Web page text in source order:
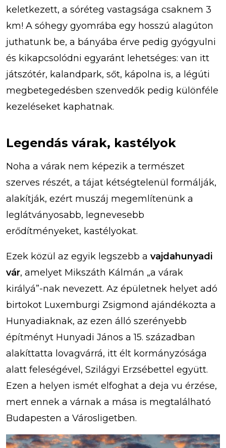
keletkezett, a sóréteg vastagsága csaknem 3
km! A sóhegy gyomrába egy hosszú alagúton
juthatunk be, a bányába érve pedig gyógyulni
és kikapcsolódni egyaránt lehetséges: van itt
játszótér, kalandpark, sőt, kápolna is, a légúti
megbetegedésben szenvedők pedig különféle
kezeléseket kaphatnak.
Legendás várak, kastélyok
Noha a várak nem képezik a természet
szerves részét, a tájat kétségtelenül formálják,
alakítják, ezért muszáj megemlítenünk a
leglátványosabb, legnevesebb
erődítményeket, kastélyokat.
Ezek közül az egyik legszebb a vajdahunyadi
vár, amelyet Mikszáth Kálmán „a várak
királyá”-nak nevezett. Az épületnek helyet adó
birtokot Luxemburgi Zsigmond ajándékozta a
Hunyadiaknak, az ezen álló szerényebb
építményt Hunyadi János a 15. században
alakíttatta lovagvárrá, itt élt kormányzósága
alatt feleségével, Szilágyi Erzsébettel együtt.
Ezen a helyen ismét elfoghat a deja vu érzése,
mert ennek a várnak a mása is megtalálható
Budapesten a Városligetben.